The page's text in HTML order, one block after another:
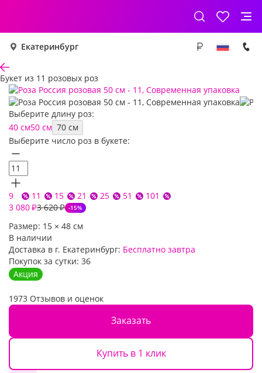
Екатеринбург
Букет из 11 розовых роз
Выберите длину роз:
40 см50 см 70 см
Выберите число роз в букете:
9 11 15 21 25 51
101
3 080₽3 620₽ -15%
Размер: 15 × 48 см
В наличии
Доставка в г. Екатеринбург: Бесплатно завтра
Покупок за сутки: 36
Акция
1973 Отзывов и оценок
Заказать
Купить в 1 клик